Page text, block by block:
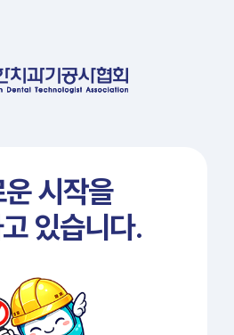
시작을
있습니다.